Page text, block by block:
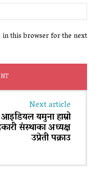
in this browser for the next
Next article
आइडियल यमुना हाम्रो
संस्थाका अध्यक्ष
उप्रेती पक्राउ